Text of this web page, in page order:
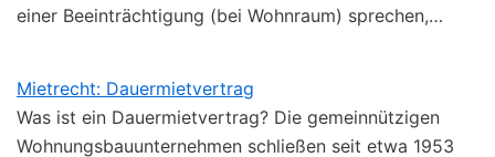
einer Beeinträchtigung (bei Wohnraum) sprechen,…
Mietrecht: Dauermietvertrag
Was ist ein Dauermietvertrag? Die gemeinnützigen
Wohnungsbauunternehmen schließen seit etwa 1953